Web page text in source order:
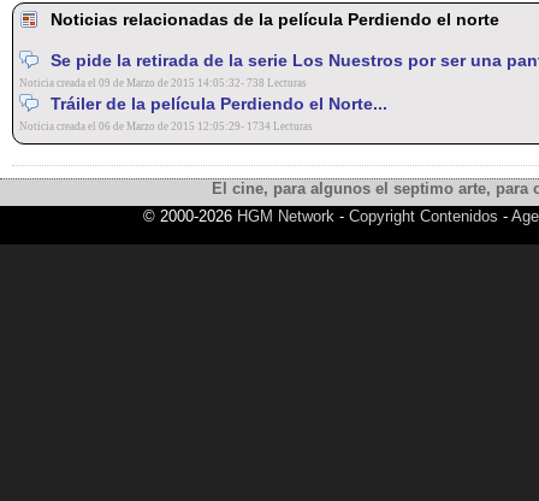
Noticias relacionadas de la película Perdiendo el norte
Se pide la retirada de la serie Los Nuestros por ser una
Noticia creada el 09 de Marzo de 2015 14:05:32- 738 Lecturas
Tráiler de la película Perdiendo el Norte...
Noticia creada el 06 de Marzo de 2015 12:05:29- 1734 Lecturas
El cine, para algunos el septimo arte,
© 2000-2026 HGM Network - Copyright Contenidos -